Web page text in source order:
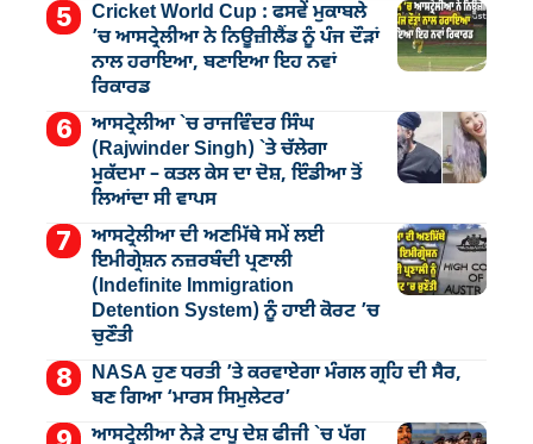
Cricket World Cup : ਫਸਵੇਂ ਮੁਕਾਬਲੇ
’ਚ ਆਸਟ੍ਰੇਲੀਆ ਨੇ ਨਿਊਜ਼ੀਲੈਂਡ ਨੂੰ ਪੰਜ ਦੌੜਾਂ
ਨਾਲ ਹਰਾਇਆ, ਬਣਾਇਆ ਇਹ ਨਵਾਂ
ਰਿਕਾਰਡ
ਆਸਟ੍ਰੇਲੀਆ `ਚ ਰਾਜਵਿੰਦਰ ਸਿੰਘ
(Rajwinder Singh) `ਤੇ ਚੱਲੇਗਾ
ਮੁੁਕੱਦਮਾ – ਕਤਲ ਕੇਸ ਦਾ ਦੋਸ਼, ਇੰਡੀਆ ਤੋਂ
ਲਿਆਂਦਾ ਸੀ ਵਾਪਸ
ਆਸਟ੍ਰੇਲੀਆ ਦੀ ਅਣਮਿੱਥੇ ਸਮੇਂ ਲਈ
ਇਮੀਗ੍ਰੇਸ਼ਨ ਨਜ਼ਰਬੰਦੀ ਪ੍ਰਣਾਲੀ
(Indefinite Immigration
Detention System) ਨੂੰ ਹਾਈ ਕੋਰਟ ’ਚ
ਚੁਣੌਤੀ
NASA ਹੁਣ ਧਰਤੀ ’ਤੇ ਕਰਵਾਏਗਾ ਮੰਗਲ ਗ੍ਰਹਿ ਦੀ ਸੈਰ,
ਬਣ ਗਿਆ ‘ਮਾਰਸ ਸਿਮੁਲੇਟਰ’
ਆਸਟ੍ਰੇਲੀਆ ਨੇੜੇ ਟਾਪੂ ਦੇਸ਼ ਫੀਜੀ `ਚ ਪੱਗ